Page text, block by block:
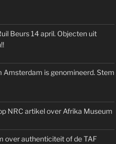
Beurs 14 april. Objecten uit
Amsterdam is genomineerd. Stem
NRC artikel over Afrika Museum
over authenticiteit of de TAF